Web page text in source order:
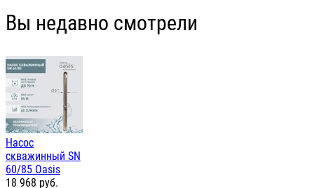
Вы недавно смотрели
Насос
скважинный SN
60/85 Oasis
18 968 руб.